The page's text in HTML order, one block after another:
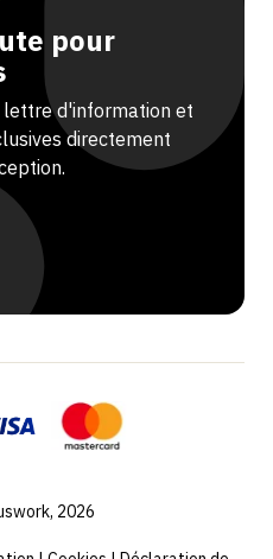
pour
d'information et
directement
2026